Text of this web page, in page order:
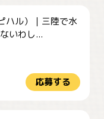
ハル）｜三陸で水
いわし...
応募する